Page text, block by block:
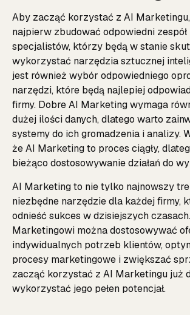
Aby zacząć korzystać z AI
najpierw zbudować odpowiedni
specjalistów, którzy będą w stanie
wykorzystać narzędzia sztucznej
jest również wybór odpowiedniego
narzędzi, które będą najlepiej
firmy. Dobre AI Marketing wymaga
dużej ilości danych, dlatego warto
systemy do ich gromadzenia i analizy.
że AI Marketing to proces ciągły,
bieżąco dostosowywanie działań do
AI Marketing to nie tylko najnowszy
niezbędne narzędzie dla każdej firmy,
odnieść sukces w dzisiejszych
Marketingowi można dostosowywać
indywidualnych potrzeb klientów,
procesy marketingowe i zwiększać
zacząć korzystać z AI Marketingu już
wykorzystać jego pełen potencjał.